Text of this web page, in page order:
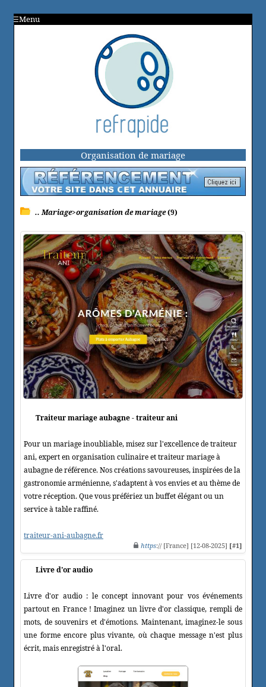
Menu
Organisation de mariage
.. Mariage>organisation de mariage(9)
Traiteur mariage aubagne - traiteur ani
Pour un mariage inoubliable, misez sur l'excellence de traiteur
ani, expert en organisation culinaire et traiteur mariage à
aubagne de référence. Nos créations savoureuses, inspirées de la
gastronomie arménienne, s'adaptent à vos envies et au thème de
votre réception. Que vous préfériez un buffet élégant ou un
service à table raffiné.
traiteur-ani-aubagne.fr
https:// [France] [12-08-2025] [#1]
Livre d'or audio
Livre d'or audio : le concept innovant pour vos événements
partout en France ! Imaginez un livre d'or classique, rempli de
mots, de souvenirs et d'émotions. Maintenant, imaginez-le sous
une forme encore plus vivante, où chaque message n'est plus
écrit, mais enregistré à l'oral.